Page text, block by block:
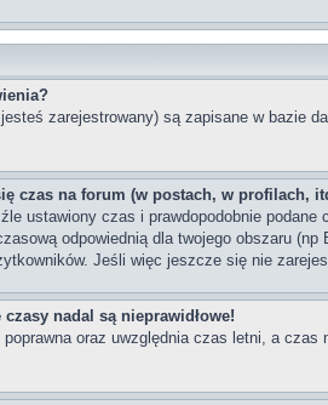
zarejestrowany) są zapisane w bazie
czas na forum (w postach, w profilach,
ustawiony czas i prawdopodobnie
odpowiednią dla twojego obszaru
Jeśli więc jeszcze się nie
nadal są nieprawidłowe!
oraz uwzględnia czas letni, a czas